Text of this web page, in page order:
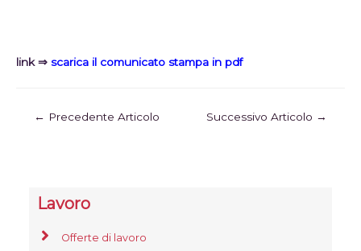
link ⇒ scarica il comunicato stampa in pdf
← Precedente Articolo Successivo Articolo →
Lavoro
Offerte di lavoro